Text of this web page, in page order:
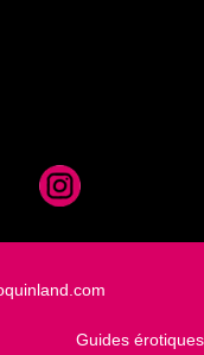
Guides érotiques